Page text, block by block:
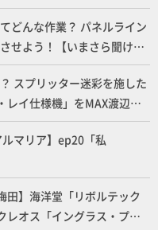
ト FINAL」
どんな作業？ パネルライン
せよう！【いまさら聞けな
彫りとパネルライン】
スプリッター迷彩を施した
レイ仕様機」をMAX渡辺が
】
ルマリア】ep20「私
田】海洋堂「リボルテック
レオス「イングラス・プラ